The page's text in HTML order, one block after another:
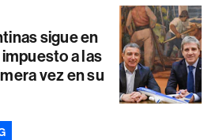
sigue en
a las
vez en su